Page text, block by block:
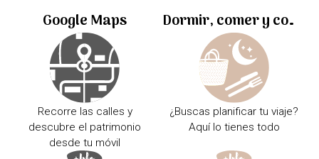
Google Maps
Recorre las calles y
descubre el patrimonio
desde tu móvil
Dormir, comer y comprar
¿Buscas planificar tu viaje?
Aquí lo tienes todo